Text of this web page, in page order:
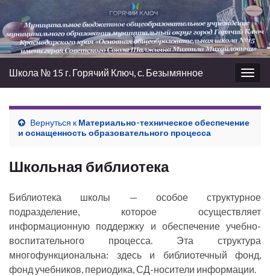
Вкл/
выкл
Школа № 15 г. Горячий Ключ, с. Безымянное
Вернуться к Материально-техническое обеспечение
и оснащенность образовательного процесса
Школьная библиотека
Библиотека школы — особое структурное
подразделение, которое осуществляет
информационную поддержку и обеспечение учебно-
воспитательного процесса. Эта структура
многофункциональна: здесь и библиотечный фонд,
фонд учебников, периодика, СД-носители информации.